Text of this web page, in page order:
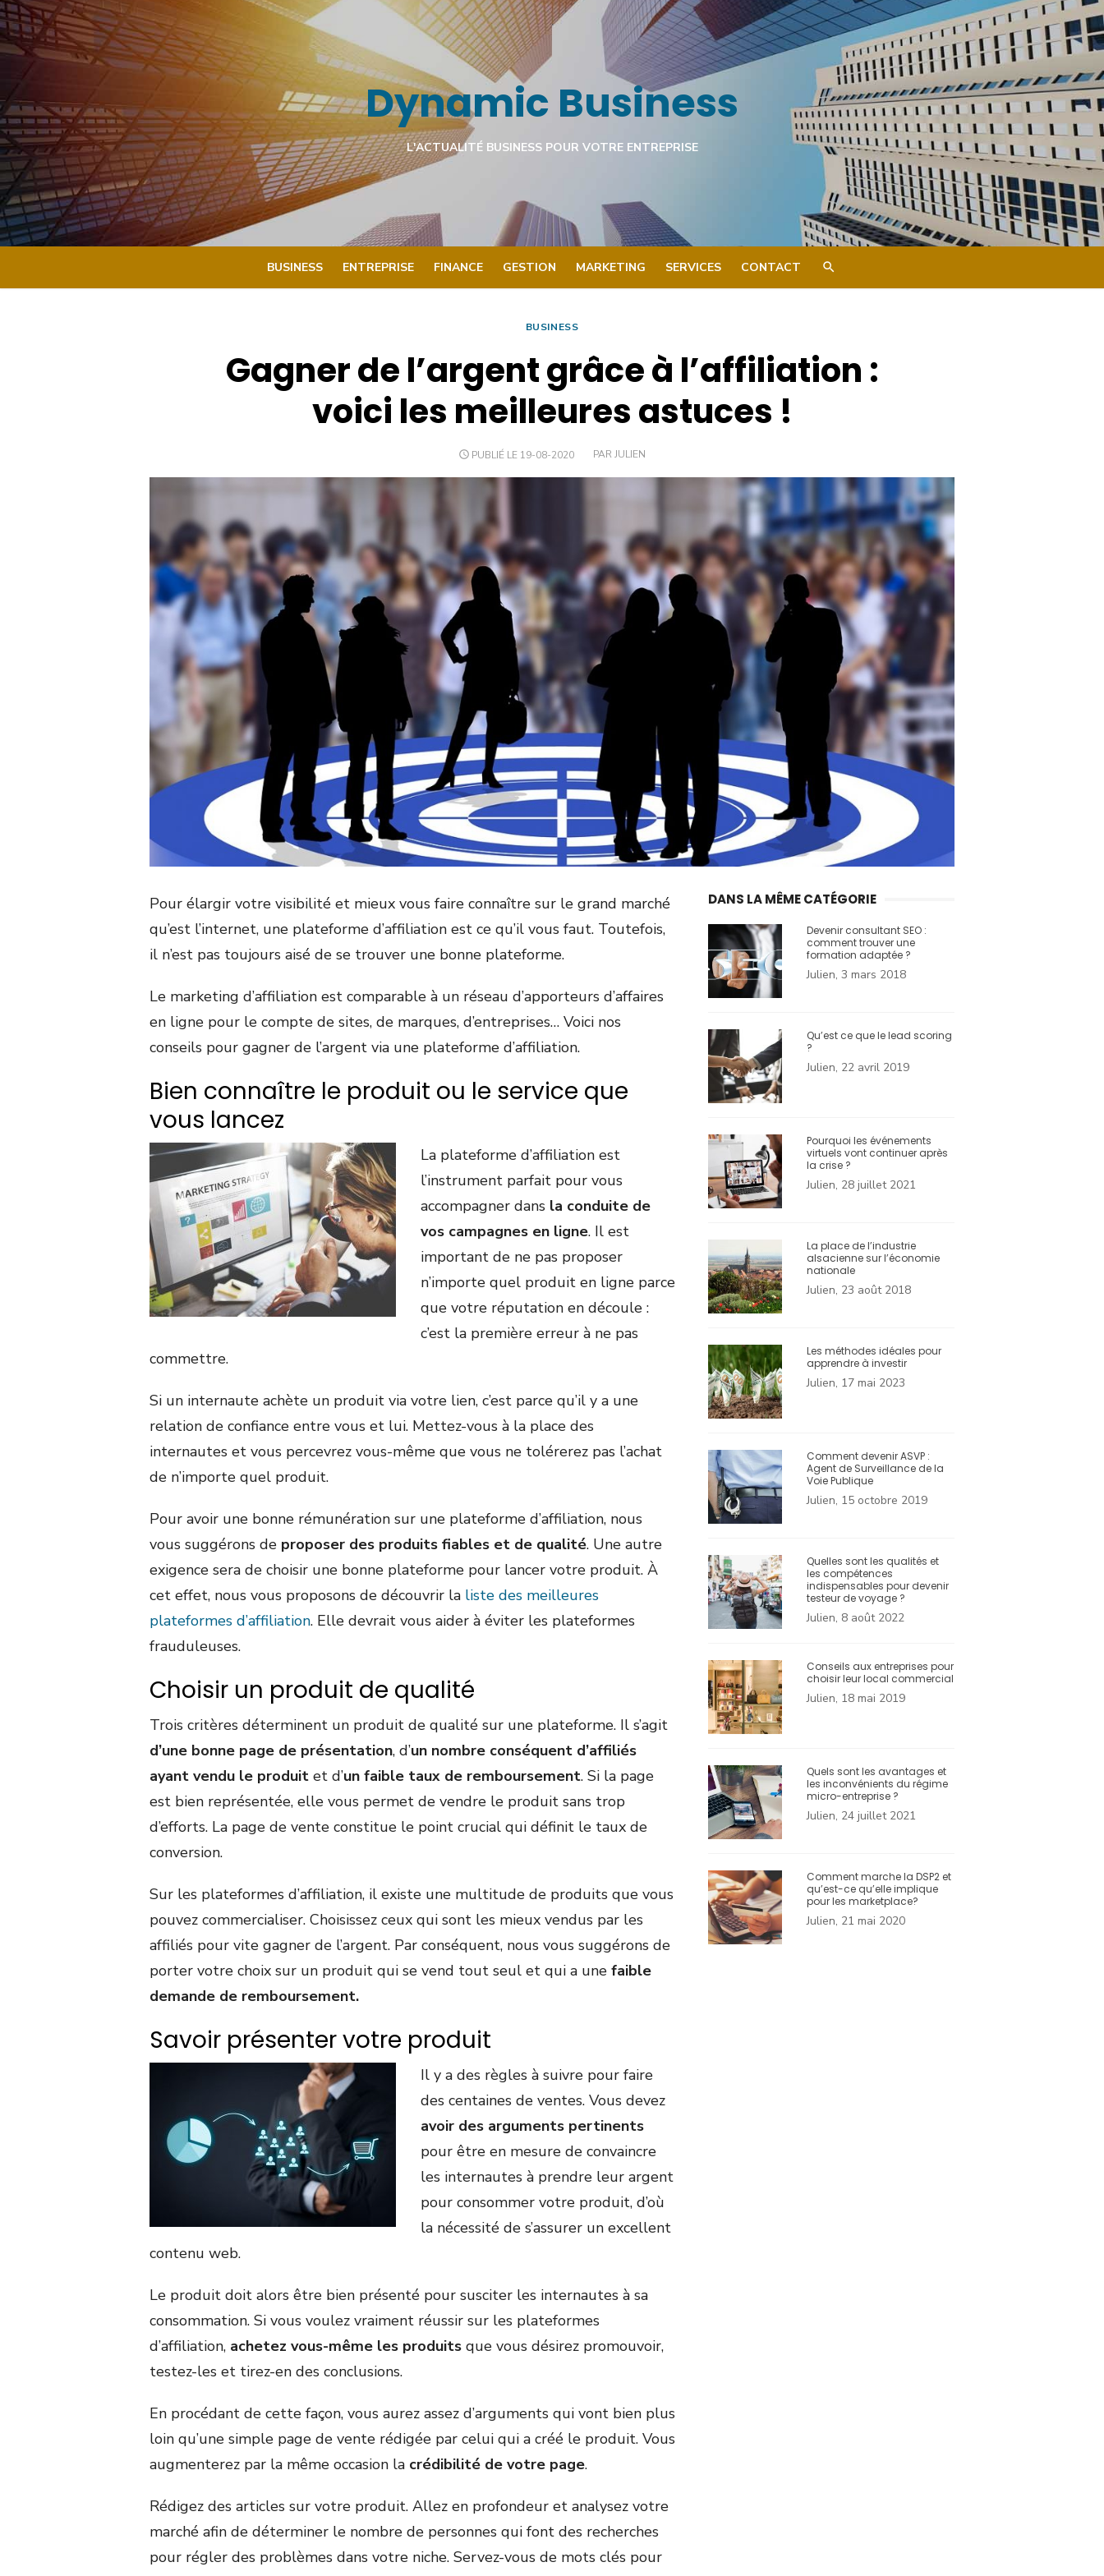
Skip
to
content
Dynamic Business
L'ACTUALITÉ BUSINESS POUR VOTRE ENTREPRISE
BUSINESS ENTREPRISE FINANCE GESTION MARKETING SERVICES CONTACT
BUSINESS
Gagner de l’argent grâce à l’affiliation :
voici les meilleures astuces !
PUBLIÉ LE 19-08-2020 PAR JULIEN
Pour élargir votre visibilité et mieux vous faire connaître sur le grand marché
qu’est l’internet, une plateforme d’affiliation est ce qu’il vous faut. Toutefois,
il n’est pas toujours aisé de se trouver une bonne plateforme.
Le marketing d’affiliation est comparable à un réseau d’apporteurs d’affaires
en ligne pour le compte de sites, de marques, d’entreprises… Voici nos
conseils pour gagner de l’argent via une plateforme d’affiliation.
Bien connaître le produit ou le service que
vous lancez
La plateforme d’affiliation est
l’instrument parfait pour vous
accompagner dans la conduite de
vos campagnes en ligne. Il est
important de ne pas proposer
n’importe quel produit en ligne parce
que votre réputation en découle :
c’est la première erreur à ne pas
commettre.
Si un internaute achète un produit via votre lien, c’est parce qu’il y a une
relation de confiance entre vous et lui. Mettez-vous à la place des
internautes et vous percevrez vous-même que vous ne tolérerez pas l’achat
de n’importe quel produit.
Pour avoir une bonne rémunération sur une plateforme d’affiliation, nous
vous suggérons de proposer des produits fiables et de qualité. Une autre
exigence sera de choisir une bonne plateforme pour lancer votre produit. À
cet effet, nous vous proposons de découvrir la liste des meilleures
plateformes d’affiliation. Elle devrait vous aider à éviter les plateformes
frauduleuses.
Choisir un produit de qualité
Trois critères déterminent un produit de qualité sur une plateforme. Il s’agit
d’une bonne page de présentation, d’un nombre conséquent d’affiliés
ayant vendu le produit et d’un faible taux de remboursement. Si la page
est bien représentée, elle vous permet de vendre le produit sans trop
d’efforts. La page de vente constitue le point crucial qui définit le taux de
conversion.
Sur les plateformes d’affiliation, il existe une multitude de produits que vous
pouvez commercialiser. Choisissez ceux qui sont les mieux vendus par les
affiliés pour vite gagner de l’argent. Par conséquent, nous vous suggérons de
porter votre choix sur un produit qui se vend tout seul et qui a une faible
demande de remboursement.
Savoir présenter votre produit
Il y a des règles à suivre pour faire
des centaines de ventes. Vous devez
avoir des arguments pertinents
pour être en mesure de convaincre
les internautes à prendre leur argent
pour consommer votre produit, d’où
la nécessité de s’assurer un excellent
contenu web.
Le produit doit alors être bien présenté pour susciter les internautes à sa
consommation. Si vous voulez vraiment réussir sur les plateformes
d’affiliation, achetez vous-même les produits que vous désirez promouvoir,
testez-les et tirez-en des conclusions.
En procédant de cette façon, vous aurez assez d’arguments qui vont bien plus
loin qu’une simple page de vente rédigée par celui qui a créé le produit. Vous
augmenterez par la même occasion la crédibilité de votre page.
Rédigez des articles sur votre produit. Allez en profondeur et analysez votre
marché afin de déterminer le nombre de personnes qui font des recherches
pour régler des problèmes dans votre niche. Servez-vous de mots clés pour
DANS LA MÊME CATÉGORIE
Devenir consultant SEO :
comment trouver une
formation adaptée ?
Julien, 3 mars 2018
Qu’est ce que le lead scoring
?
Julien, 22 avril 2019
Pourquoi les événements
virtuels vont continuer après
la crise ?
Julien, 28 juillet 2021
La place de l’industrie
alsacienne sur l’économie
nationale
Julien, 23 août 2018
Les méthodes idéales pour
apprendre à investir
Julien, 17 mai 2023
Comment devenir ASVP :
Agent de Surveillance de la
Voie Publique
Julien, 15 octobre 2019
Quelles sont les qualités et
les compétences
indispensables pour devenir
testeur de voyage ?
Julien, 8 août 2022
Conseils aux entreprises pour
choisir leur local commercial
Julien, 18 mai 2019
Quels sont les avantages et
les inconvénients du régime
micro-entreprise ?
Julien, 24 juillet 2021
Comment marche la DSP2 et
qu’est-ce qu’elle implique
pour les marketplace?
Julien, 21 mai 2020